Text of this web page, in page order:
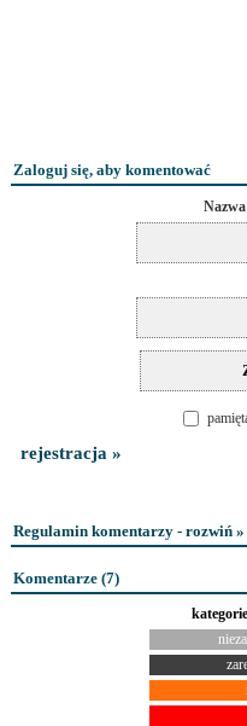
Zaloguj się, aby komentować
rejestracja »
Regulamin komentarzy - rozwiń »
Komentarze (7)